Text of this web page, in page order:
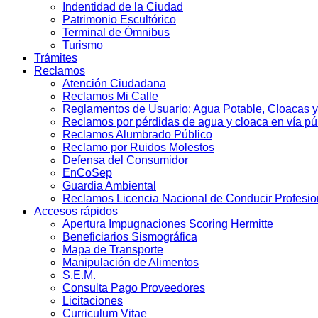
Indentidad de la Ciudad
Patrimonio Escultórico
Terminal de Ómnibus
Turismo
Trámites
Reclamos
Atención Ciudadana
Reclamos Mi Calle
Reglamentos de Usuario: Agua Potable, Cloacas
Reclamos por pérdidas de agua y cloaca en vía
Reclamos Alumbrado Público
Reclamo por Ruidos Molestos
Defensa del Consumidor
EnCoSep
Guardia Ambiental
Reclamos Licencia Nacional de Conducir
Accesos rápidos
Apertura Impugnaciones Scoring Hermitte
Beneficiarios Sismográfica
Mapa de Transporte
Manipulación de Alimentos
S.E.M.
Consulta Pago Proveedores
Licitaciones
Curriculum Vitae